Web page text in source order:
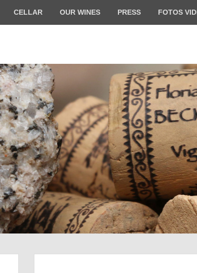
CELLAR OUR WINES PRESS FOTOS